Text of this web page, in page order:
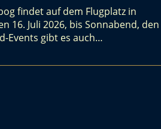
findet auf dem Flugplatz in
Juli 2026, bis Sonnabend, den
Events gibt es auch…